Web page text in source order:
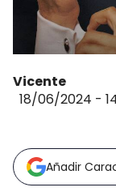
Vicente
18/06/2024 -
Añadir